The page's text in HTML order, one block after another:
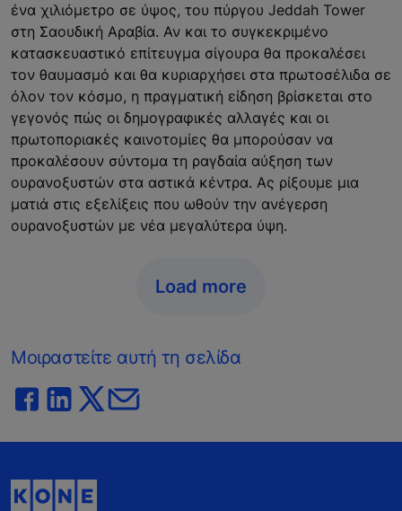
ένα χιλιόμετρο σε ύψος, του πύργου Jeddah Tower
στη Σαουδική Αραβία. Αν και το συγκεκριμένο
κατασκευαστικό επίτευγμα σίγουρα θα προκαλέσει
τον θαυμασμό και θα κυριαρχήσει στα πρωτοσέλιδα σε
όλον τον κόσμο, η πραγματική είδηση βρίσκεται στο
γεγονός πώς οι δημογραφικές αλλαγές και οι
πρωτοποριακές καινοτομίες θα μπορούσαν να
προκαλέσουν σύντομα τη ραγδαία αύξηση των
ουρανοξυστών στα αστικά κέντρα. Ας ρίξουμε μια
ματιά στις εξελίξεις που ωθούν την ανέγερση
ουρανοξυστών με νέα μεγαλύτερα ύψη.
Load more
Μοιραστείτε αυτή τη σελίδα